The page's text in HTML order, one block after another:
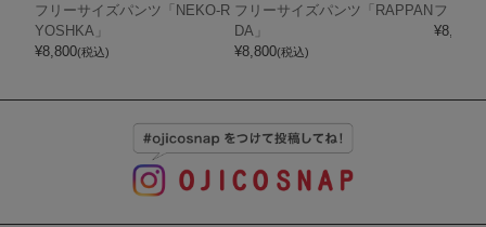
フリーサイズパンツ「NEKO-R
YOSHKA」
¥8,800(税込)
フリーサイズパンツ「RAPPAN
DA」
¥8,800(税込)
フリー
¥8,800